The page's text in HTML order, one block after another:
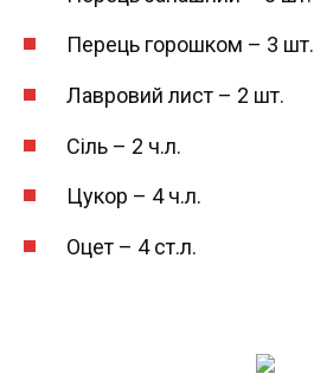
Перець горошком – 3 шт.
Лавровий лист – 2 шт.
Сіль – 2 ч.л.
Цукор – 4 ч.л.
Оцет – 4 ст.л.